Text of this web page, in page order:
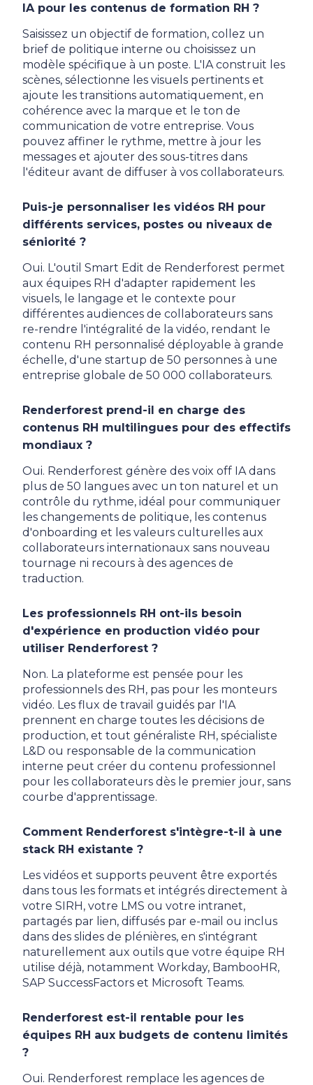
IA pour les contenus de formation RH ?
Saisissez un objectif de formation, collez un
brief de politique interne ou choisissez un
modèle spécifique à un poste. L'IA construit les
scènes, sélectionne les visuels pertinents et
ajoute les transitions automatiquement, en
cohérence avec la marque et le ton de
communication de votre entreprise. Vous
pouvez affiner le rythme, mettre à jour les
messages et ajouter des sous-titres dans
l'éditeur avant de diffuser à vos collaborateurs.
Puis-je personnaliser les vidéos RH pour
différents services, postes ou niveaux de
séniorité ?
Oui. L'outil Smart Edit de Renderforest permet
aux équipes RH d'adapter rapidement les
visuels, le langage et le contexte pour
différentes audiences de collaborateurs sans
re-rendre l'intégralité de la vidéo, rendant le
contenu RH personnalisé déployable à grande
échelle, d'une startup de 50 personnes à une
entreprise globale de 50 000 collaborateurs.
Renderforest prend-il en charge des
contenus RH multilingues pour des effectifs
mondiaux ?
Oui. Renderforest génère des voix off IA dans
plus de 50 langues avec un ton naturel et un
contrôle du rythme, idéal pour communiquer
les changements de politique, les contenus
d'onboarding et les valeurs culturelles aux
collaborateurs internationaux sans nouveau
tournage ni recours à des agences de
traduction.
Les professionnels RH ont-ils besoin
d'expérience en production vidéo pour
utiliser Renderforest ?
Non. La plateforme est pensée pour les
professionnels des RH, pas pour les monteurs
vidéo. Les flux de travail guidés par l'IA
prennent en charge toutes les décisions de
production, et tout généraliste RH, spécialiste
L&D ou responsable de la communication
interne peut créer du contenu professionnel
pour les collaborateurs dès le premier jour, sans
courbe d'apprentissage.
Comment Renderforest s'intègre-t-il à une
stack RH existante ?
Les vidéos et supports peuvent être exportés
dans tous les formats et intégrés directement à
votre SIRH, votre LMS ou votre intranet,
partagés par lien, diffusés par e-mail ou inclus
dans des slides de plénières, en s'intégrant
naturellement aux outils que votre équipe RH
utilise déjà, notamment Workday, BambooHR,
SAP SuccessFactors et Microsoft Teams.
Renderforest est-il rentable pour les
équipes RH aux budgets de contenu limités
?
Oui. Renderforest remplace les agences de